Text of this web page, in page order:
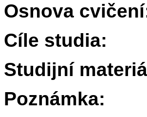
Osnova
Cíle studia:
Studijní
Poznámka: